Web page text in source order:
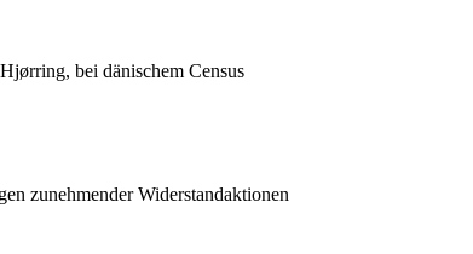
bei dänischem Census
zunehmender Widerstandaktionen